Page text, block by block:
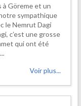
à Göreme et un
sympathique
le Nemrut Dagi
c’est une grosse
qui ont été
Voir plus...